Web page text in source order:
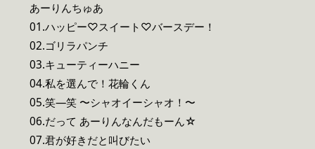
あーりんちゅあ
01.ハッピー♡スイート♡バースデー！
02.ゴリラパンチ
03.キューティーハニー
04.私を選んで！花輪くん
05.笑―笑 〜シャオイーシャオ！〜
06.だって あーりんなんだもーん☆
07.君が好きだと叫びたい